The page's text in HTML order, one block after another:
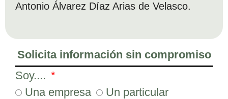
Antonio Álvarez Díaz Arias de Velasco.
Solicita información sin compromiso
Soy....
Una empresa
Un particular